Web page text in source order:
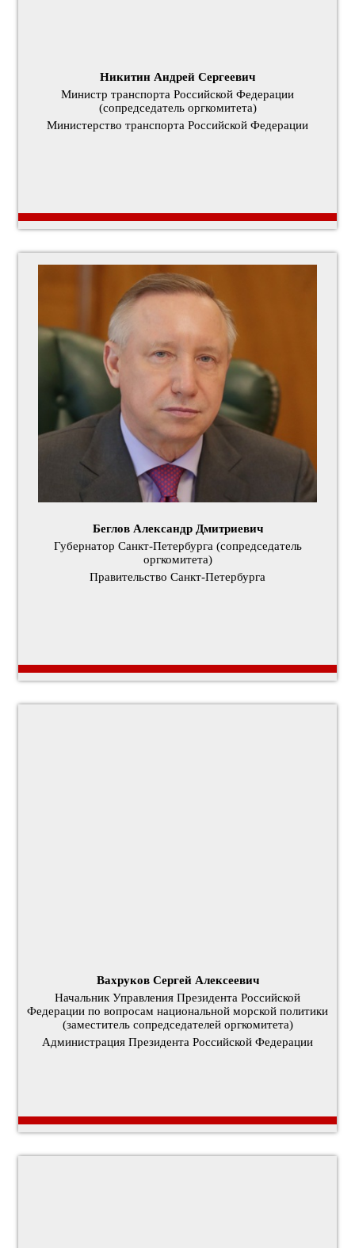
Никитин Андрей Сергеевич
Министр транспорта Российской Федерации
(сопредседатель оргкомитета)
Министерство транспорта Российской Федерации
Беглов Александр Дмитриевич
Губернатор Санкт-Петербурга (сопредседатель
оргкомитета)
Правительство Санкт‑Петербурга
Вахруков Сергей Алексеевич
Начальник Управления Президента Российской
Федерации по вопросам национальной морской политики
(заместитель сопредседателей оргкомитета)
Администрация Президента Российской Федерации